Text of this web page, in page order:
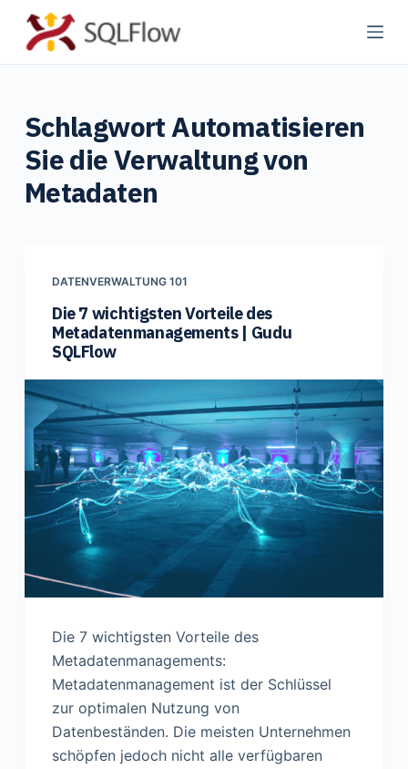
Z
u
a
e
SchlagwortAutomatisieren
Sie die Verwaltung von
Metadaten
DATENVERWALTUNG 101
Die 7 wichtigsten Vorteile des
Metadatenmanagements | Gudu
SQLFlow
Die 7 wichtigsten Vorteile des
Metadatenmanagements:
Metadatenmanagement ist der Schlüssel
zur optimalen Nutzung von
Datenbeständen. Die meisten Unternehmen
schöpfen jedoch nicht alle verfügbaren